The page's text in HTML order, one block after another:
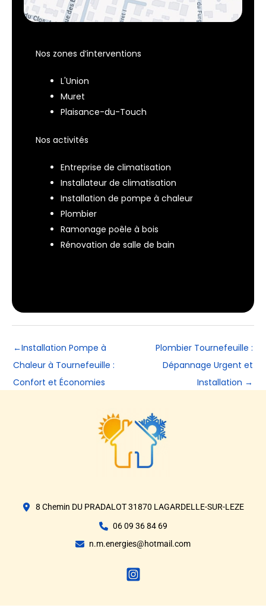
Nos zones d’interventions
L'Union
Muret
Plaisance-du-Touch
Nos activités
Entreprise de climatisation
Installateur de climatisation
Installation de pompe à chaleur
Plombier
Ramonage poêle à bois
Rénovation de salle de bain
←Installation Pompe à
Chaleur à Tournefeuille :
Confort et Économies
Plombier Tournefeuille :
Dépannage Urgent et
Installation →
8 Chemin DU PRADALOT 31870 LAGARDELLE-SUR-LEZE
06 09 36 84 69
n.m.energies@hotmail.com